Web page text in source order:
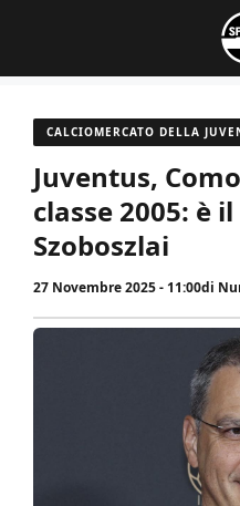
contenuto
CALCIOMERCATO DELLA
Juventus,
classe 2005: è
Szoboszlai
27 Novembre 2025 - 11:00di